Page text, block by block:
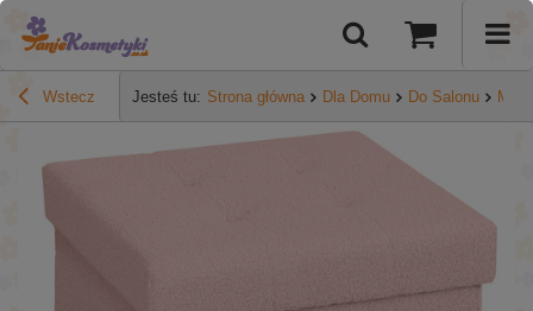
Wstecz Jesteś tu: Strona główna Dla Domu Do Salonu